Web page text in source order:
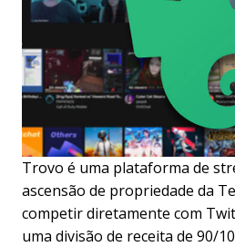
Trovo é uma plataforma de
ascensão de propriedade da
competir diretamente com
uma divisão de receita de 90/